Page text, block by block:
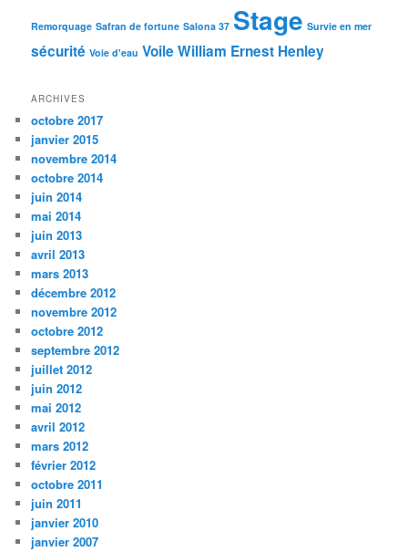
Remorquage Safran de fortune Salona 37 Stage Survie en mer
sécurité Voie d'eau Voile William Ernest Henley
ARCHIVES
octobre 2017
janvier 2015
novembre 2014
octobre 2014
juin 2014
mai 2014
juin 2013
avril 2013
mars 2013
décembre 2012
novembre 2012
octobre 2012
septembre 2012
juillet 2012
juin 2012
mai 2012
avril 2012
mars 2012
février 2012
octobre 2011
juin 2011
janvier 2010
janvier 2007